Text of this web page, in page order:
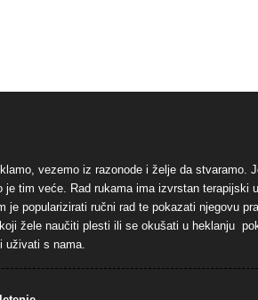
vezemo iz razonode i želje da stvaramo.
je tim veće. Rad rukama ima izvrstan terapijski
je popularizirati ručni rad te pokazati njegovu
žele naučiti plesti ili se okušati u heklanju
uživati s nama.